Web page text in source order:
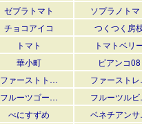
ゼブラトマト ソプラノトマ
チョコアイコ つくつく房
トマト トマトベリ
華小町 ビアンコ08
ファーストト… ファースト
フルーツゴー… フルーツル
べにすずめ ベネチアン